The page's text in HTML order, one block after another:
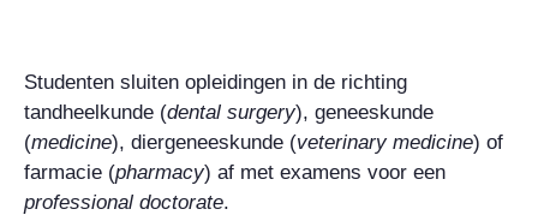
Studenten sluiten opleidingen in de richting
tandheelkunde (dental surgery), geneeskunde
(medicine), diergeneeskunde (veterinary medicine) of
farmacie (pharmacy) af met examens voor een
professional doctorate.